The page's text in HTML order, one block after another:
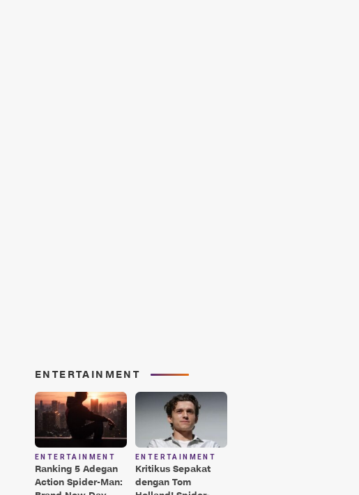
ENTERTAINMENT
ENTERTAINMENT
Ranking 5 Adegan
Action Spider-Man:
ENTERTAINMENT
Kritikus Sepakat
dengan Tom